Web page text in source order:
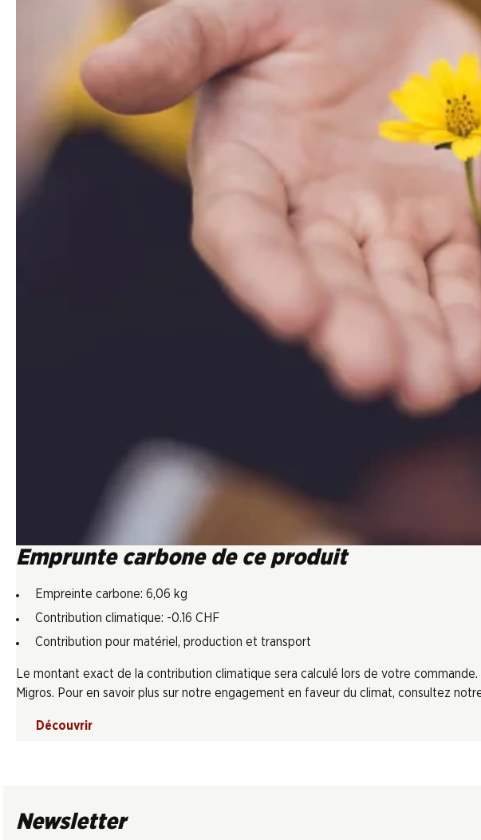
Emprunte carbone de ce produit
Empreinte carbone: 6,06 kg
Contribution climatique: -0.16 CHF
Contribution pour matériel, production et transport
Le montant exact de la contribution climatique sera calculé lors de votre
Migros. Pour en savoir plus sur notre engagement en faveur du climat, consultez
Découvrir
Newsletter